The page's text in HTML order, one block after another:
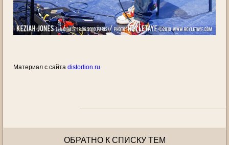
Материал с сайта distortion.ru
ОБРАТНО К СПИСКУ ТЕМ